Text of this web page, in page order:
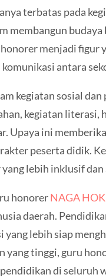
terbatas pada
membangun
menjadi figur
antara
kegiatan sosial dan
kegiatan literasi,
Upaya ini
peserta didik.
lebih inklusif
honorerNAGA
daerah.
yang lebih siap
yang tinggi, guru
di seluruh